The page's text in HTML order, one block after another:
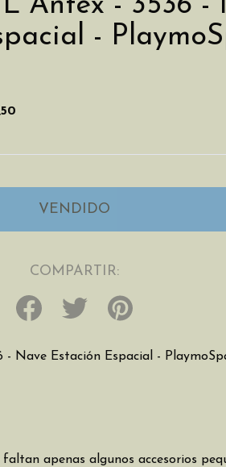
-
COMPARTIR:
- Nave Estación Espacial -
faltan apenas algunos accesorios